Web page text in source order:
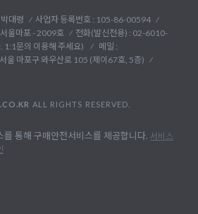
대령
사업자 등록번호 : 105-86-00594
울마포 - 2009호
전화(발신전용) : 02-6010-
1:1문의 이용해 주세요)
메일 :
울 마포구 와우산로 105 (제이67호, 5층)
ALL RIGHTS RESERVED.
를 통해 구매안전서비스를 제공합니다. 서비스